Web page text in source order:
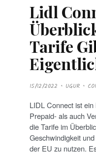
Lidl
Tarife
P
O
T
E
D
O
N
15/12/2022 UGUR
LIDL Connect ist
Prepaid- als auch
die Tarife im
Geschwindigkeit
der EU zu nutzen.